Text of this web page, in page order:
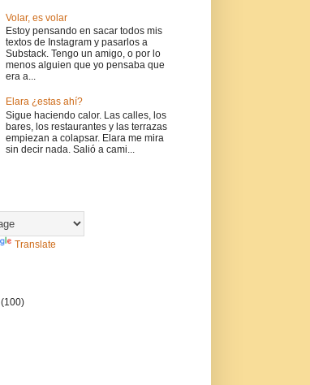
Volar, es volar
Estoy pensando en sacar todos mis
textos de Instagram y pasarlos a
Substack. Tengo un amigo, o por lo
menos alguien que yo pensaba que
era a...
Elara ¿estas ahí?
Sigue haciendo calor. Las calles, los
bares, los restaurantes y las terrazas
empiezan a colapsar. Elara me mira
sin decir nada. Salió a cami...
Translate
(100)